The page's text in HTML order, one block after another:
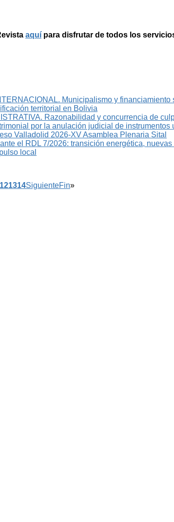
aquí para disfrutar de todos los
Municipalismo y financiamiento
territorial en Bolivia
Razonabilidad y concurrencia de
por la anulación judicial de instrumentos
Valladolid 2026-XV Asamblea Plenaria Sital
el RDL 7/2026: transición energética,
local
121314SiguienteFin»